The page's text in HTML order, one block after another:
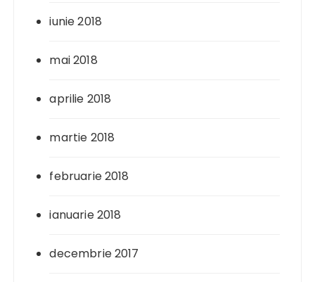
iunie 2018
mai 2018
aprilie 2018
martie 2018
februarie 2018
ianuarie 2018
decembrie 2017